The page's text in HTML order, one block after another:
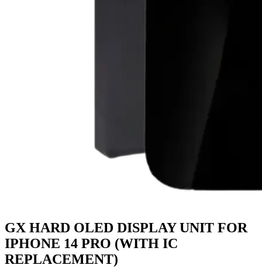
GX HARD OLED DISPLAY UNIT FOR
IPHONE 14 PRO (WITH IC
REPLACEMENT)